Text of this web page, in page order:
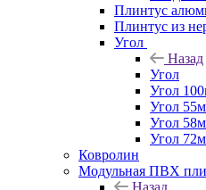
Плинтус
Плинтус из
Угол
Назад
Угол
Угол
Угол
Угол
Угол
Ковролин
Модульная ПВХ
Назад